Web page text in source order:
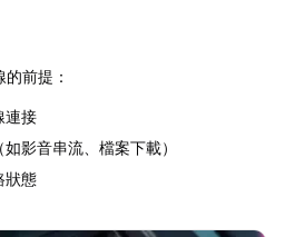
前提：
連接
影音串流、檔案下載）
狀態